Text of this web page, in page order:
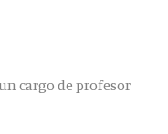
cargo de profesor